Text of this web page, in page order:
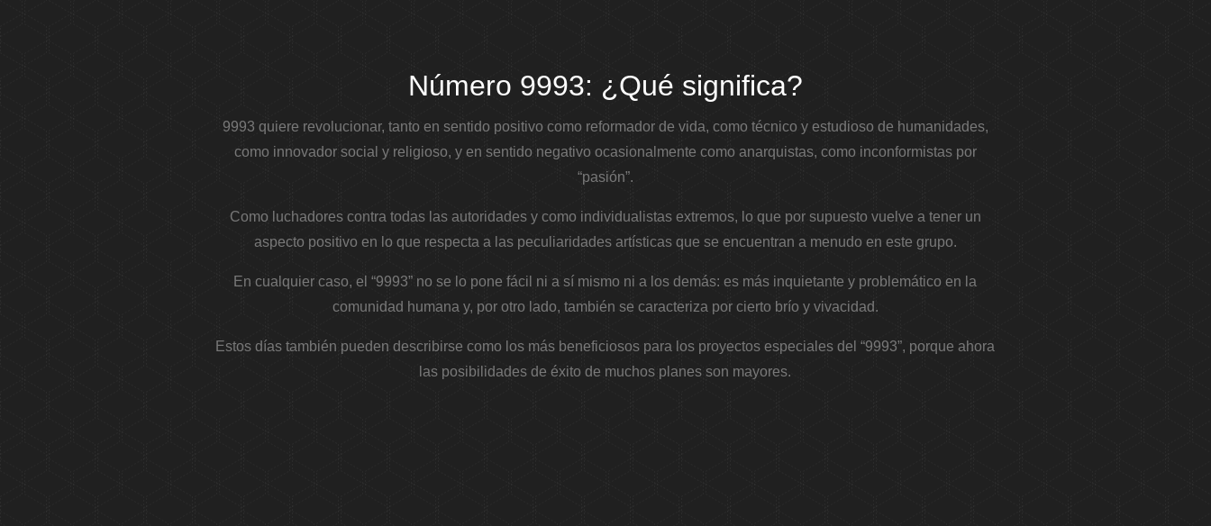
Número 9993: ¿Qué significa?
9993 quiere revolucionar, tanto en sentido positivo como reformador de vida, como técnico y estudioso de humanidades,
como innovador social y religioso, y en sentido negativo ocasionalmente como anarquistas, como inconformistas por
“pasión”.
Como luchadores contra todas las autoridades y como individualistas extremos, lo que por supuesto vuelve a tener un
aspecto positivo en lo que respecta a las peculiaridades artísticas que se encuentran a menudo en este grupo.
En cualquier caso, el “9993” no se lo pone fácil ni a sí mismo ni a los demás: es más inquietante y problemático en la
comunidad humana y, por otro lado, también se caracteriza por cierto brío y vivacidad.
Estos días también pueden describirse como los más beneficiosos para los proyectos especiales del “9993”, porque ahora
las posibilidades de éxito de muchos planes son mayores.